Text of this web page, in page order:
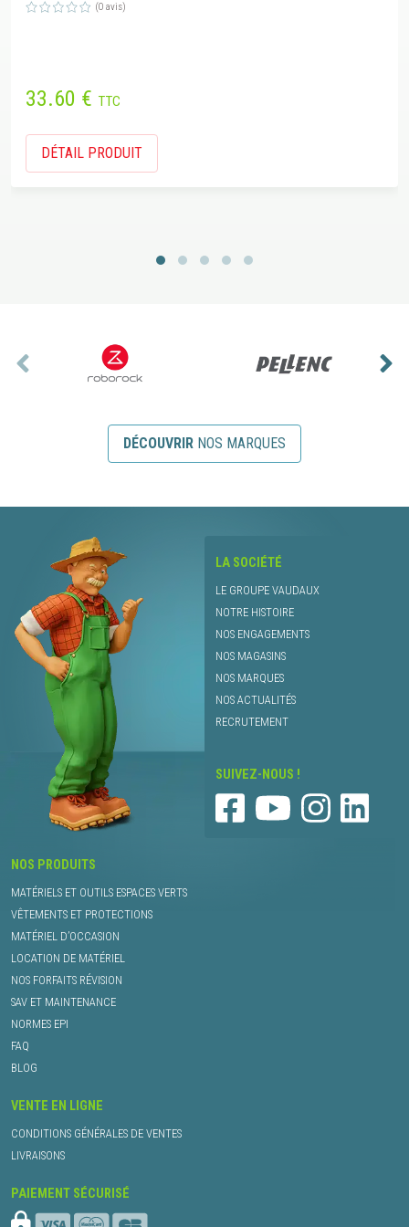
(0 avis)
33.60 € TTC
DÉTAIL PRODUIT
DÉCOUVRIR NOS MARQUES
LA SOCIÉTÉ
LE GROUPE VAUDAUX
NOTRE HISTOIRE
NOS ENGAGEMENTS
NOS MAGASINS
NOS MARQUES
NOS ACTUALITÉS
RECRUTEMENT
SUIVEZ-NOUS !
NOS PRODUITS
MATÉRIELS ET OUTILS ESPACES VERTS
VÊTEMENTS ET PROTECTIONS
MATÉRIEL D’OCCASION
LOCATION DE MATÉRIEL
NOS FORFAITS RÉVISION
SAV ET MAINTENANCE
NORMES EPI
FAQ
BLOG
VENTE EN LIGNE
CONDITIONS GÉNÉRALES DE VENTES
LIVRAISONS
PAIEMENT SÉCURISÉ